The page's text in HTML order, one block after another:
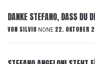
DANKE STEFANO, DASS DU
VON SILVIO NONE 22. OKTOBER